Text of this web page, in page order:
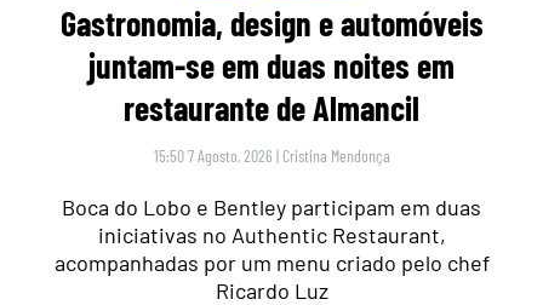
Gastronomia, design e automóveis
juntam-se em duas noites em
restaurante de Almancil
15:50 7 Agosto, 2026 | Cristina Mendonça
Boca do Lobo e Bentley participam em duas
iniciativas no Authentic Restaurant,
acompanhadas por um menu criado pelo chef
Ricardo Luz